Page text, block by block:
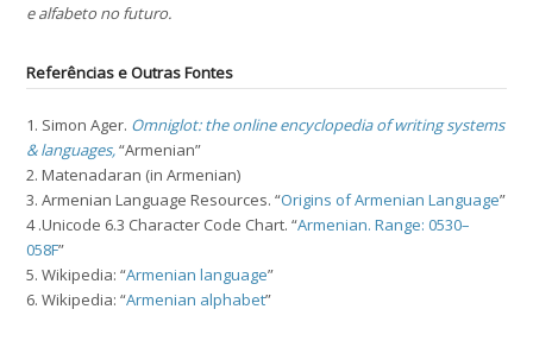
e alfabeto no futuro.
Referências e Outras Fontes
1. Simon Ager. Omniglot: the online encyclopedia of writing systems
& languages,“Armenian”
2. Matenadaran (in Armenian)
3. Armenian Language Resources. “Origins of Armenian Language”
4 .Unicode 6.3 Character Code Chart. “Armenian. Range: 0530–
058F”
5. Wikipedia: “Armenian language”
6. Wikipedia: “Armenian alphabet”